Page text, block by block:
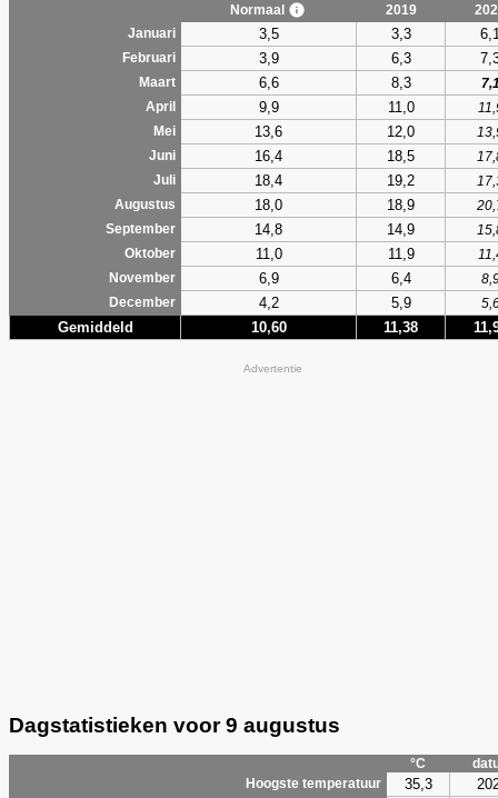
Normaal 2019
Januari
3,5 3,3
Februari 3,9 6,3
Maart 6,6 8,3
April
9,9 11,0
Mei
13,6 12,0
Juni
16,4 18,5
Juli
18,4 19,2
Augustus
18,0 18,9
September
14,8 14,9
Oktober
11,0 11,9
November
6,9 6,4
December
4,2 5,9
Gemiddeld 10,60 11,38
Advertentie
Dagstatistieken voor 9 augustus
°C
Hoogste temperatuur
35,3